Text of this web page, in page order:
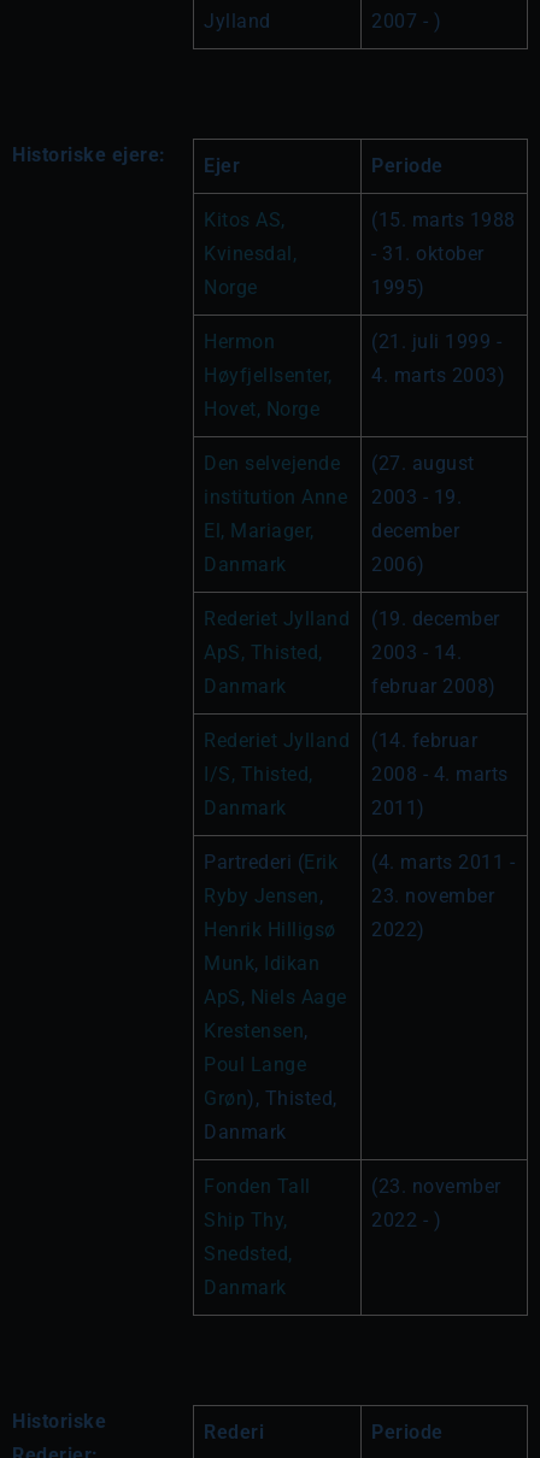
Jylland
2007 - )
Historiske ejere: Ejer Periode
Kitos AS,
Kvinesdal,
Norge
(15. marts 1988
- 31. oktober
1995)
Hermon
Høyfjellsenter,
Hovet, Norge
(21. juli 1999 -
4. marts 2003)
Den selvejende
institution Anne
El, Mariager,
Danmark
(27. august
2003 - 19.
december
2006)
Rederiet Jylland
ApS, Thisted,
Danmark
(19. december
2003 - 14.
februar 2008)
Rederiet Jylland
I/S, Thisted,
Danmark
(14. februar
2008 - 4. marts
2011)
Partrederi (Erik
Ryby Jensen
Henrik Hilligsø
Munk, Idikan
ApS, Niels Aage
Krestensen
Poul Lange
Grøn), Thisted,
Danmark
(4. marts 2011 -
23. november
2022)
Fonden Tall
Ship Thy,
Snedsted,
Danmark
(23. november
2022 - )
Historiske
Rederi Periode